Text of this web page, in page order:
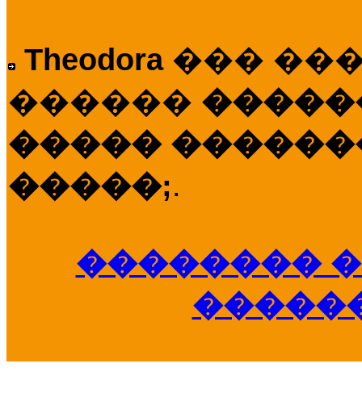
Theodora ���
������
�����
�����;.
��������